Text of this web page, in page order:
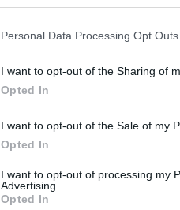
Personal Data Processing Opt Outs
I want to opt-out of the Sharing of
Opted In
I want to opt-out of the Sale of my
Opted In
I want to opt-out of processing my
Advertising.
Opted In